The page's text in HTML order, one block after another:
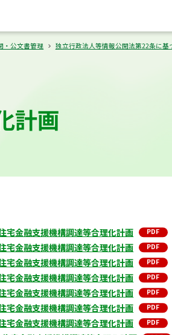
・公文書管理 独立行政法人等情報公開法第22条に基
計画
宅金融支援機構調達等合理化計画
宅金融支援機構調達等合理化計画
宅金融支援機構調達等合理化計画
宅金融支援機構調達等合理化計画
宅金融支援機構調達等合理化計画
宅金融支援機構調達等合理化計画
宅金融支援機構調達等合理化計画